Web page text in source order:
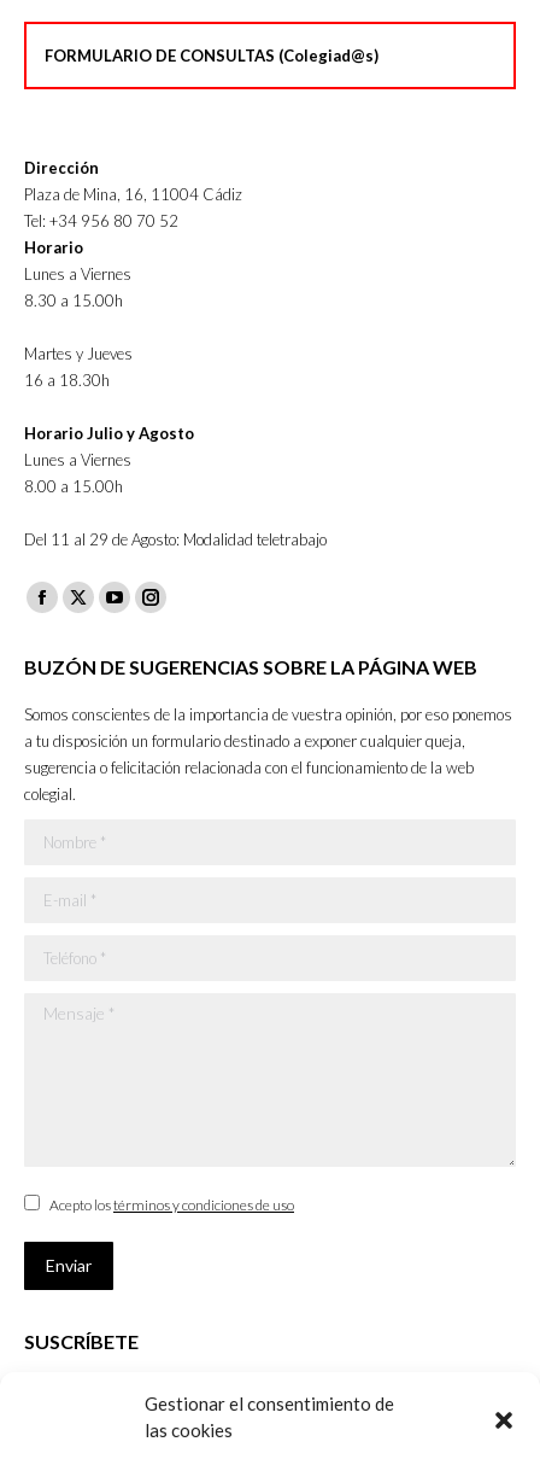
Gestionar el consentimiento de
las cookies
FORMULARIO DE CONSULTAS (Colegiad@s)
Dirección
Plaza de Mina, 16, 11004 Cádiz
Tel: +34 956 80 70 52
Horario
Lunes a Viernes
8.30 a 15.00h
Martes y Jueves
16 a 18.30h
Horario Julio y Agosto
Lunes a Viernes
8.00 a 15.00h
Del 11 al 29 de Agosto: Modalidad teletrabajo
Facebook
opens
new
window
X
opens
new
window
YouTube
opens
new
window
Instagram
opens
in
new
window
BUZÓN DE SUGERENCIAS SOBRE LA PÁGINA WEB
Somos conscientes de la importancia de vuestra opinión, por eso ponemos
a tu disposición un formulario destinado a exponer cualquier queja,
sugerencia o felicitación relacionada con el funcionamiento de la web
colegial.
Nombre *
E-mail *
Teléfono *
Mensaje *
Acepto lostérminos y condiciones de uso
Enviar
SUSCRÍBETE
que desarrolla el Colegio de Arquitectos de Cádiz